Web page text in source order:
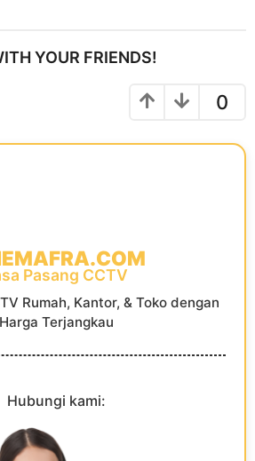
YOUR FRIENDS!
0
Pasang CCTV
Rumah, Kantor, & Toko dengan
Harga Terjangkau
Hubungi kami: